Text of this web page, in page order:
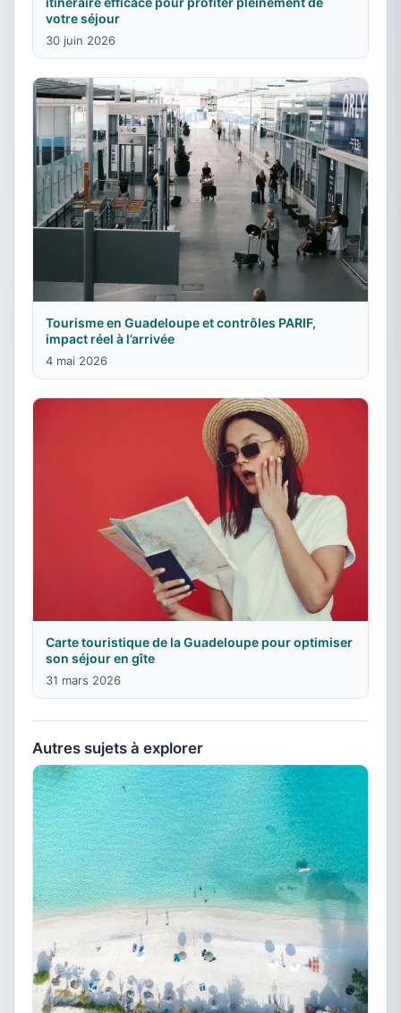
votre séjour
30 juin 2026
Tourisme en Guadeloupe et contrôles PARIF,
impact réel à l’arrivée
4 mai 2026
Carte touristique de la Guadeloupe pour optimiser
son séjour en gîte
31 mars 2026
Autres sujets à explorer